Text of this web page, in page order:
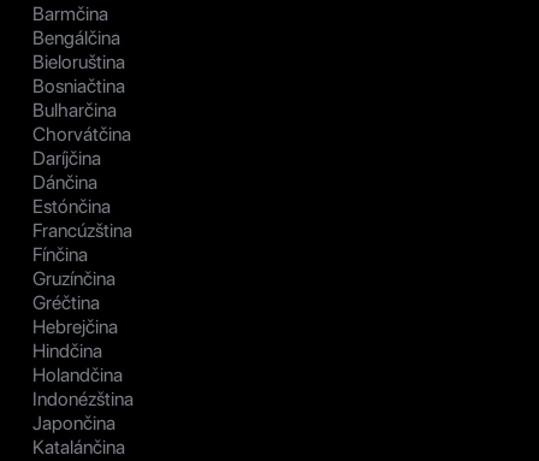
Barmčina
Bengálčina
Bieloruština
Bosniačtina
Bulharčina
Chorvátčina
Daríjčina
Dánčina
Estónčina
Francúzština
Fínčina
Gruzínčina
Gréčtina
Hebrejčina
Hindčina
Holandčina
Indonézština
Japončina
Katalánčina